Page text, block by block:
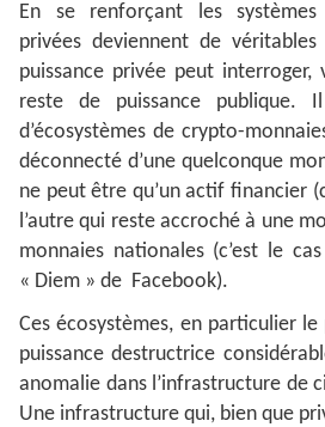
En se renforçant les systèmes
privées deviennent de
puissance privée peut interroger,
reste de puissance publique.
d’écosystèmes de crypto-
déconnecté d’une quelconque
ne peut être qu’un actif financier
l’autre qui reste accroché à une
monnaies nationales (c’est le
« Diem » de Facebook).
Ces écosystèmes, en particulier
puissance destructrice
anomalie dans l’infrastructure de
Une infrastructure qui, bien que